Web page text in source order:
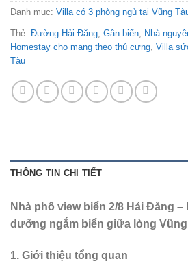
Danh mục: Villa có 3 phòng ngủ tại Vũng
Thẻ: Đường Hải Đăng Gần biển Nhà
Homestay cho mang theo thú cưng Villa
Tàu
THÔNG TIN CHI TIẾT
Nhà phố view biển 2/8 Hải Đăng
dưỡng ngắm biển giữa lòng Vũng
1. Giới thiệu tổng quan